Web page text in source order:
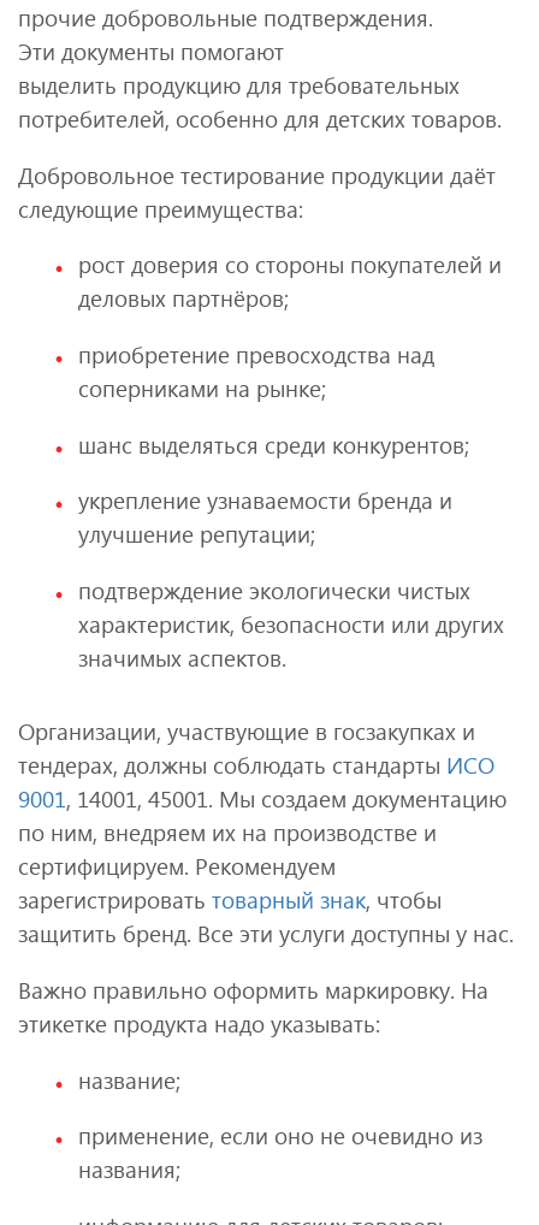
прочие добровольные подтверждения.
Эти документы помогают
выделить продукцию для требовательных
потребителей, особенно для детских товаров.
Добровольное тестирование продукции даёт
следующие преимущества:
рост доверия со стороны покупателей и
деловых партнёров;
приобретение превосходства над
соперниками на рынке;
шанс выделяться среди конкурентов;
укрепление узнаваемости бренда и
улучшение репутации;
подтверждение экологически чистых
характеристик, безопасности или других
значимых аспектов.
Организации, участвующие в госзакупках и
тендерах, должны соблюдать стандарты ИСО
9001, 14001, 45001. Мы создаем документацию
по ним, внедряем их на производстве и
сертифицируем. Рекомендуем
зарегистрировать товарный знак, чтобы
защитить бренд. Все эти услуги доступны у нас.
Важно правильно оформить маркировку. На
этикетке продукта надо указывать:
название;
применение, если оно не очевидно из
названия;